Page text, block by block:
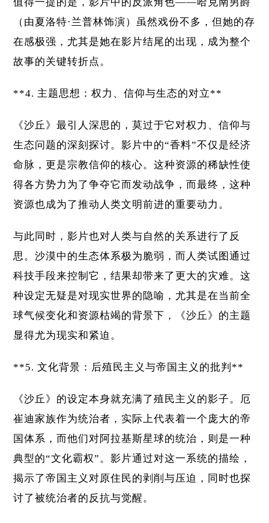
（由夏洛特·兰普林饰演）虽然戏份不多，但她的存
在感极强，尤其是她在影片结尾的出现，成为整个
故事的关键转折点。
**4. 主题思想：权力、信仰与生态的对立**
《沙丘》最引人深思的，莫过于它对权力、信仰与
生态问题的深刻探讨。影片中的“香料”不仅是经济
命脉，更是宗教信仰的核心。这种资源的稀缺性使
得各方势力为了争夺它而发动战争，而最终，这种
资源也成为了推动人类文明前进的重要动力。
与此同时，影片也对人类与自然的关系进行了反
思。沙漠中的生态体系极为脆弱，而人类试图通过
科技手段来控制它，结果却带来了更大的灾难。这
种设定无疑是对现实世界的隐喻，尤其是在当前全
球气候变化和资源枯竭的背景下，《沙丘》的主题
显得尤为现实和紧迫。
**5. 文化背景：后殖民主义与帝国主义的批判**
《沙丘》的设定本身就充满了殖民主义的影子。厄
崔迪家族作为统治者，实际上代表着一个庞大的帝
国体系，而他们对阿拉基斯星球的统治，则是一种
典型的“文化霸权”。影片通过对这一系统的描绘，
揭示了帝国主义对原住民的剥削与压迫，同时也探
讨了被统治者的反抗与觉醒。